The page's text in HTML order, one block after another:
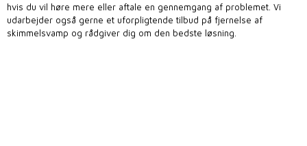
hvis du vil høre mere eller aftale en gennemgang af problemet. Vi
udarbejder også gerne et uforpligtende tilbud på fjernelse af
skimmelsvamp og rådgiver dig om den bedste løsning.​